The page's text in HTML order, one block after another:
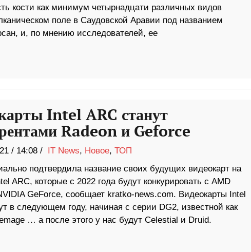
кости как минимум четырнадцати различных видов
поле в Саудовской Аравии под названием
и, по мнению исследователей, ее
Intel ARC станут
Radeon и Geforce
/ 14:08 / IT News, Новое, ТОП
подтвердила название своих будущих видеокарт на
ARC, которые с 2022 года будут конкурировать с AMD
GeForce, сообщает kratko-news.com. Видеокарты Intel
в следующем году, начиная с серии DG2, известной как
… а после этого у нас будут Celestial и Druid.